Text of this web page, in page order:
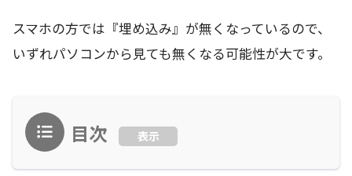
スマホの方では『埋め込み』が無くなっているので、
いずれパソコンから見ても無くなる可能性が大です。
目次 表示